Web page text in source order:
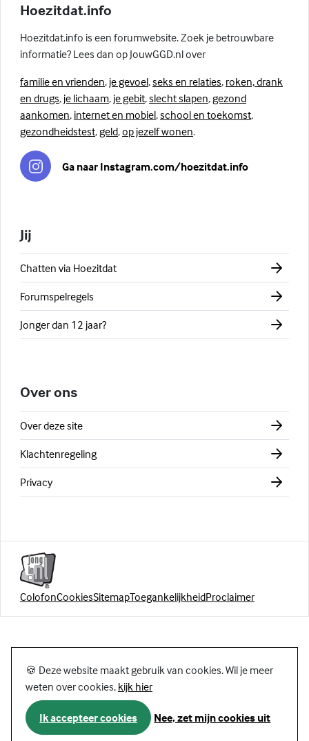
Hoezitdat.info
Hoezitdat.info is een forumwebsite. Zoek je betrouwbare
informatie? Lees dan op JouwGGD.nl over
familie en vrienden, je gevoel,seks en relaties, roken, drank
en drugs, je lichaam, je gebit,slecht slapen,gezond
aankomen, internet en mobiel,school en toekomst,
gezondheidstest,geld,op jezelf wonen.
Ga naar Instagram.com/hoezitdat.info
Jij
Chatten via Hoezitdat
Forumspelregels
Jonger dan 12 jaar?
Over ons
Over deze site
Klachtenregeling
Privacy
ColofonCookiesSitemapToegankelijkheidProclaimer
🍪 Deze website maakt gebruik van cookies. Wil je meer
weten over cookies, kijk hier
Ik accepteer cookies Nee, zet mijn cookies uit